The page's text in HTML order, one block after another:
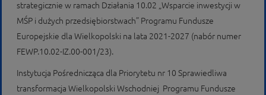
strategicznie w ramach Działania 10.02 „Wsparcie inwestycji w
MŚP i dużych przedsiębiorstwach” Programu Fundusze
Europejskie dla Wielkopolski na lata 2021-2027 (nabór numer
FEWP.10.02-IZ.00-001/23).
Instytucja Pośrednicząca dla Priorytetu nr 10 Sprawiedliwa
transformacja Wielkopolski Wschodniej Programu Fundusze